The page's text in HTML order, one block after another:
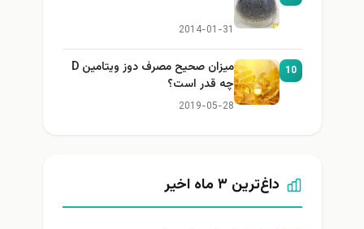
2014-01-31
10
میزان صحیح مصرف دوز ویتامین D
چه قدر است؟
2019-05-28
داغ‌ترین ۳ ماه اخیر